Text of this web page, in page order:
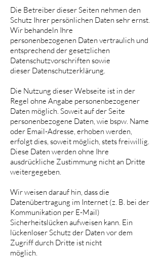
Die Betreiber dieser Seiten nehmen den
Schutz Ihrer persönlichen Daten sehr ernst.
Wir behandeln Ihre
personenbezogenen Daten vertraulich und
entsprechend der gesetzlichen
Datenschutzvorschriften sowie
dieser Datenschutzerklärung.
Die Nutzung dieser Webseite ist in der
Regel ohne Angabe personenbezogener
Daten möglich. Soweit auf der Seite
personenbezogene Daten, wie bspw. Name
oder Email-Adresse, erhoben werden,
erfolgt dies, soweit möglich, stets freiwillig.
Diese Daten werden ohne Ihre
ausdrückliche Zustimmung nicht an Dritte
weitergegeben.
Wir weisen darauf hin, dass die
Datenübertragung im Internet (z. B. bei der
Kommunikation per E-Mail)
Sicherheitslücken aufweisen kann. Ein
lückenloser Schutz der Daten vor dem
Zugriff durch Dritte ist nicht
möglich.